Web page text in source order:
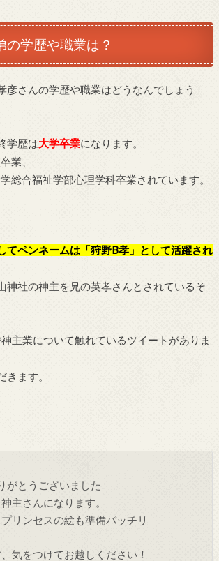
の学歴や職業は？
彦さんの学歴や職業はどうなんでしょう
学歴は大学卒業になります。
業、
総合福祉学部心理学科卒業されています。
てペンネームは「狩野B孝」として活躍され
神社の神主を兄の英孝さんとされているそ
主業について触れているツイートがありま
きます。
がとうございました
主さんになります。
リンセスの絵も準備バッチリ
気をつけてお越しください！